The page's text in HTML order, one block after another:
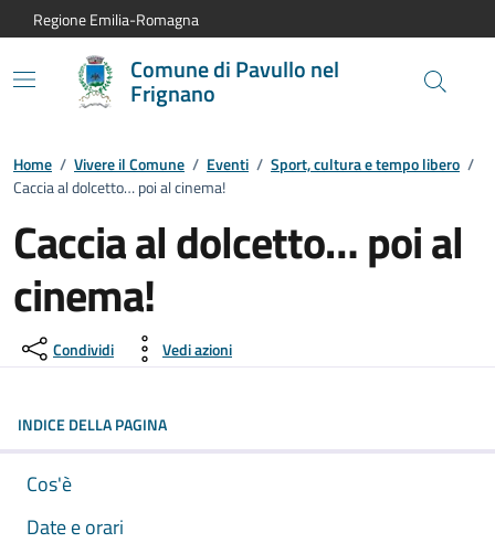
Vai al contenuto principale
Vai alla navigazione del sito
Vai al piede di pagina
Regione Emilia-Romagna
Comune di Pavullo nel
Frignano
Home / Vivere il Comune / Eventi / Sport, cultura e tempo libero /
Caccia al dolcetto… poi al cinema!
Caccia al dolcetto… poi al
cinema!
Dettagli dell'evento:
Condividi Vedi azioni
INDICE DELLA PAGINA
Cos'è
Date e orari